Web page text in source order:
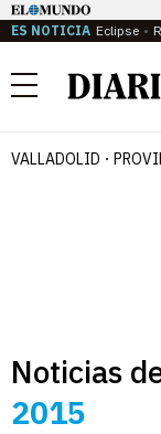
ES NOTICIA Eclipse
Menú
VALLADOLID
Noticias
2015